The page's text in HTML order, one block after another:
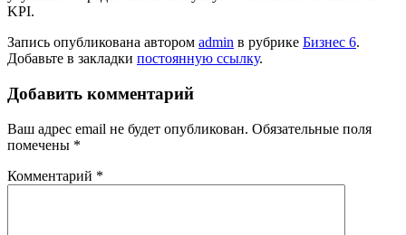
KPI.
Запись опубликована автором admin в рубрике Бизнес 6.
Добавьте в закладки постоянную ссылку.
Добавить комментарий
Ваш адрес email не будет опубликован. Обязательные поля
помечены *
Комментарий *